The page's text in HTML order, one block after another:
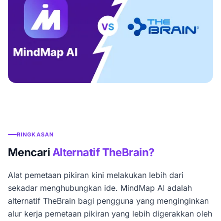
RINGKASAN
MencariAlternatif TheBrain?
Alat pemetaan pikiran kini melakukan lebih dari
sekadar menghubungkan ide. MindMap AI adalah
alternatif TheBrain bagi pengguna yang menginginkan
alur kerja pemetaan pikiran yang lebih digerakkan oleh